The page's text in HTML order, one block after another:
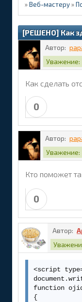
»Веб-мастеру »
[РЕШЕНО] Как
Автор:
Уважение:
Как сделать
0
Автор:
Уважение:
Кто поможет
0
Автор:
<script
function
{